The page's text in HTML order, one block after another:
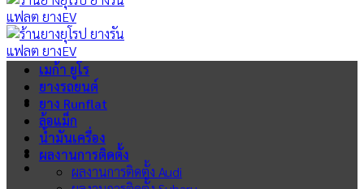
เมก้า ยูโร
ยางรถยนต์
ยาง Runflat
ล้อแม็ก
น้ำมันเครื่อง
ผลงานการติดตั้ง
ผลงานการติดตั้ง Audi